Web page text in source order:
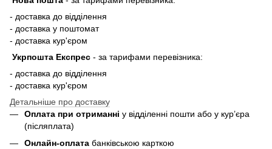
- доставка до відділення
- доставка у поштомат
- доставка кур'єром
Укрпошта Експрес - за тарифами перевізника:
- доставка до відділення
- доставка кур'єром
Детальніше про доставку
Оплата при отриманні у відділенні пошти або у кур’єра
(післяплата)
Онлайн-оплата банківською карткою